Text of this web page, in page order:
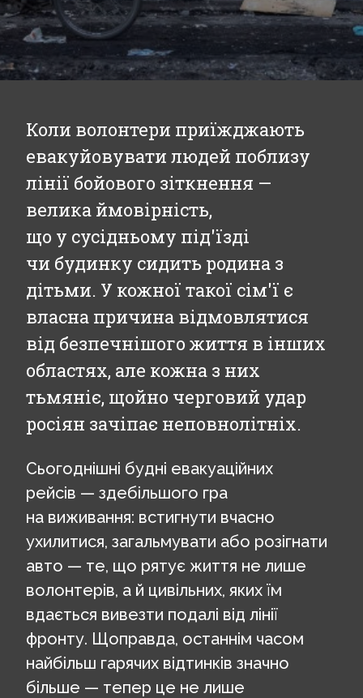
Коли волонтери приїжджають
евакуйовувати людей поблизу
лінії бойового зіткнення —
велика ймовірність,
що у сусідньому під'їзді
чи будинку сидить родина з
дітьми. У кожної такої сім'ї є
власна причина відмовлятися
від безпечнішого життя в інших
областях, але кожна з них
тьмяніє, щойно черговий удар
росіян зачіпає неповнолітніх.
Сьогоднішні будні евакуаційних
рейсів — здебільшого гра
на виживання: встигнути вчасно
ухилитися, загальмувати або розігнати
авто — те, що рятує життя не лише
волонтерів, а й цивільних, яких їм
вдається вивезти подалі від лінії
фронту. Щоправда, останнім часом
найбільш гарячих відтинків значно
більше — тепер це не лише